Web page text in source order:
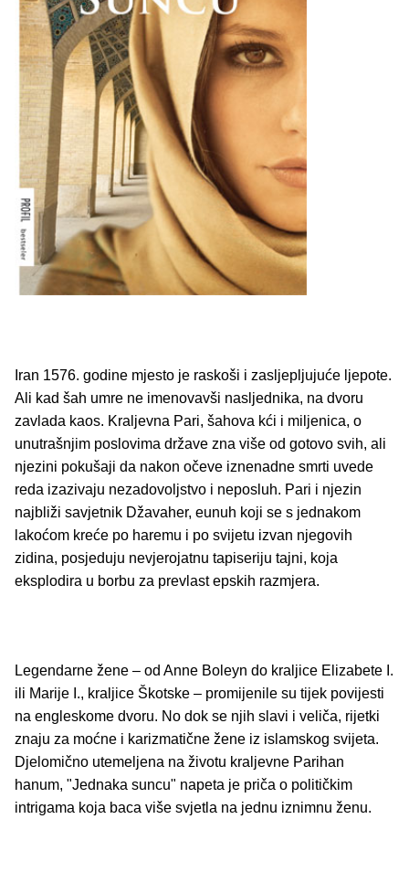
Iran 1576. godine mjesto je raskoši i zasljepljujuće ljepote.
Ali kad šah umre ne imenovavši nasljednika, na dvoru
zavlada kaos. Kraljevna Pari, šahova kći i miljenica, o
unutrašnjim poslovima države zna više od gotovo svih, ali
njezini pokušaji da nakon očeve iznenadne smrti uvede
reda izazivaju nezadovoljstvo i neposluh. Pari i njezin
najbliži savjetnik Džavaher, eunuh koji se s jednakom
lakoćom kreće po haremu i po svijetu izvan njegovih
zidina, posjeduju nevjerojatnu tapiseriju tajni, koja
eksplodira u borbu za prevlast epskih razmjera.
Legendarne žene – od Anne Boleyn do kraljice Elizabete I.
ili Marije I., kraljice Škotske – promijenile su tijek povijesti
na engleskome dvoru. No dok se njih slavi i veliča, rijetki
znaju za moćne i karizmatične žene iz islamskog svijeta.
Djelomično utemeljena na životu kraljevne Parihan
hanum, "Jednaka suncu" napeta je priča o političkim
intrigama koja baca više svjetla na jednu iznimnu ženu.